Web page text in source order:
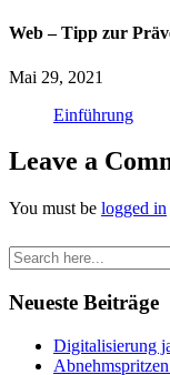
Web – Tipp zur
Mai 29, 2021
Einführung
Leave a
You must be logged in
Neueste Beiträge
Digitalisierung